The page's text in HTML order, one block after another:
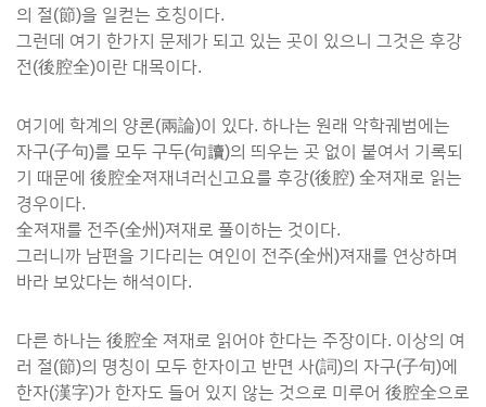
의 절(節)을 일컫는 호칭이다.
그런데 여기 한가지 문제가 되고 있는 곳이 있으니 그것은 후강
전(後腔全)이란 대목이다.
여기에 학계의 양론(兩論)이 있다. 하나는 원래 악학궤범에는
자구(子句)를 모두 구두(句讀)의 띄우는 곳 없이 붙여서 기록되
기 때문에 後腔全져재녀러신고요를 후강(後腔) 全져재로 읽는
경우이다.
全져재를 전주(全州)져재로 풀이하는 것이다.
그러니까 남편을 기다리는 여인이 전주(全州)져재를 연상하며
바라 보았다는 해석이다.
다른 하나는 後腔全 져재로 읽어야 한다는 주장이다. 이상의 여
러 절(節)의 명칭이 모두 한자이고 반면 사(詞)의 자구(子句)에
한자(漢字)가 한자도 들어 있지 않는 것으로 미루어 後腔全으로